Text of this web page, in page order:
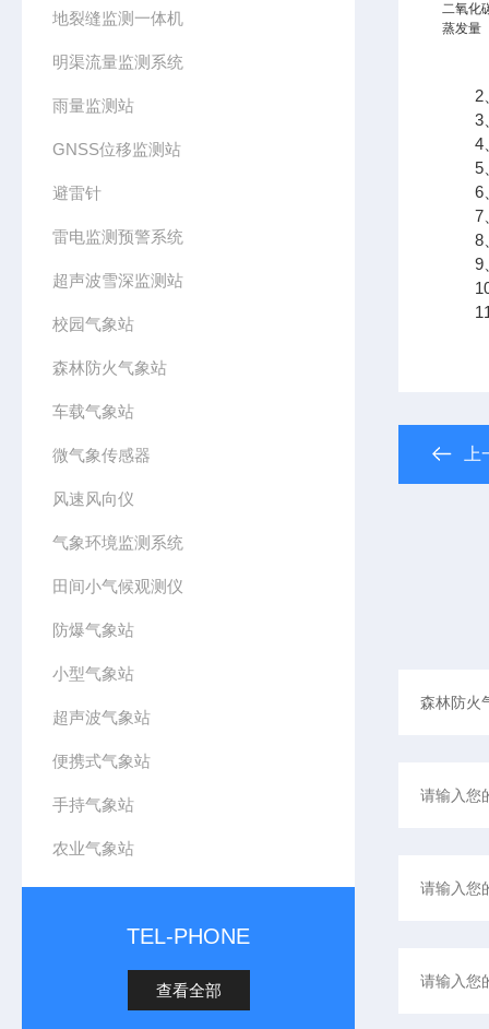
地裂缝监测一体机
明渠流量监测系统
雨量监测站
GNSS位移监测站
避雷针
雷电监测预警系统
超声波雪深监测站
校园气象站
森林防火气象站
车载气象站
微气象传感器
风速风向仪
气象环境监测系统
田间小气候观测仪
防爆气象站
小型气象站
超声波气象站
便携式气象站
手持气象站
农业气象站
TEL-PHONE
查看全部
二氧化
蒸发量
2、
3、
4、
5、
6、
7、
8、
9、
10
11